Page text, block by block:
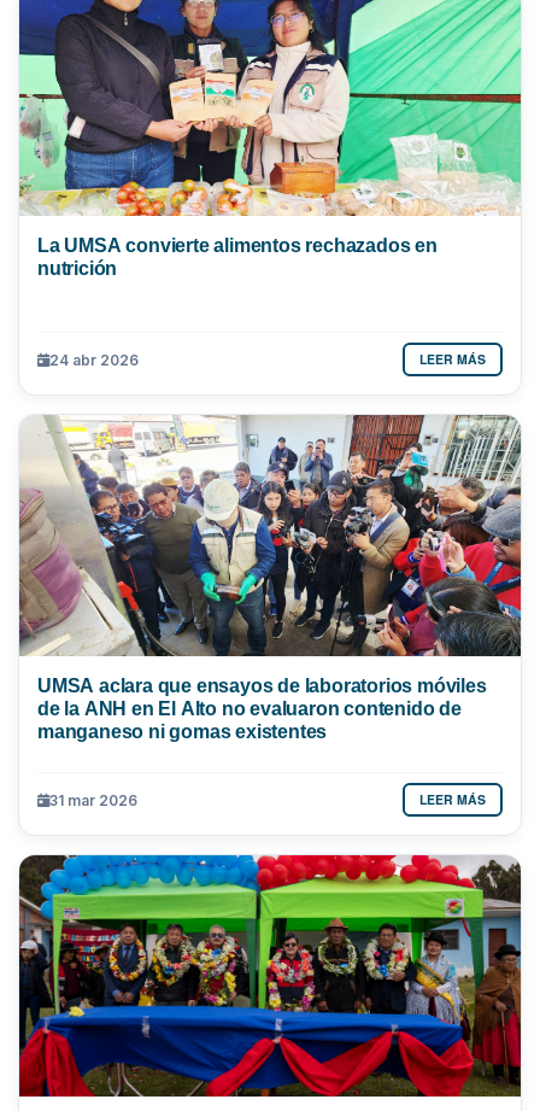
La UMSA convierte alimentos rechazados en
nutrición
24 abr 2026 LEER MÁS
UMSA aclara que ensayos de laboratorios móviles
de la ANH en El Alto no evaluaron contenido de
manganeso ni gomas existentes
31 mar 2026 LEER MÁS